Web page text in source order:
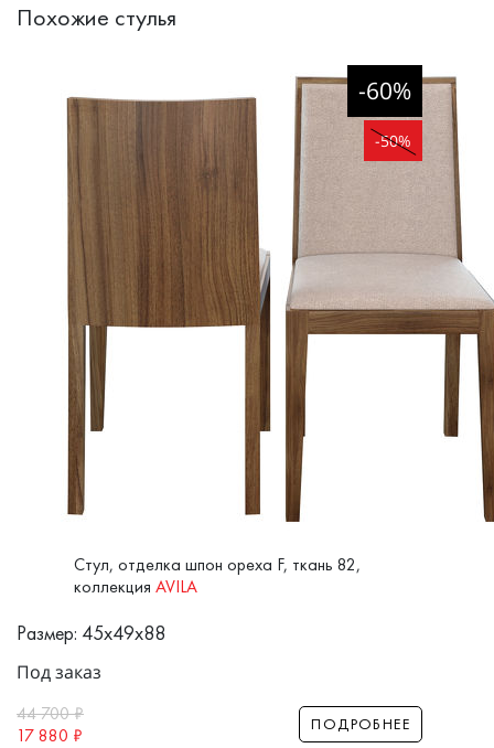
Похожие стулья
-60%
-50%
Стул, отделка шпон ореха F, ткань 82,
коллекция AVILA
Размер: 45x49x88
Под заказ
44 700₽
17 880 ₽ ПОДРОБНЕЕ